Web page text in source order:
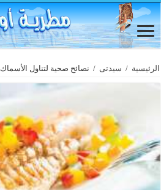
الرئيسية / سيدتى / نصائح صحية لتناول الأسماك